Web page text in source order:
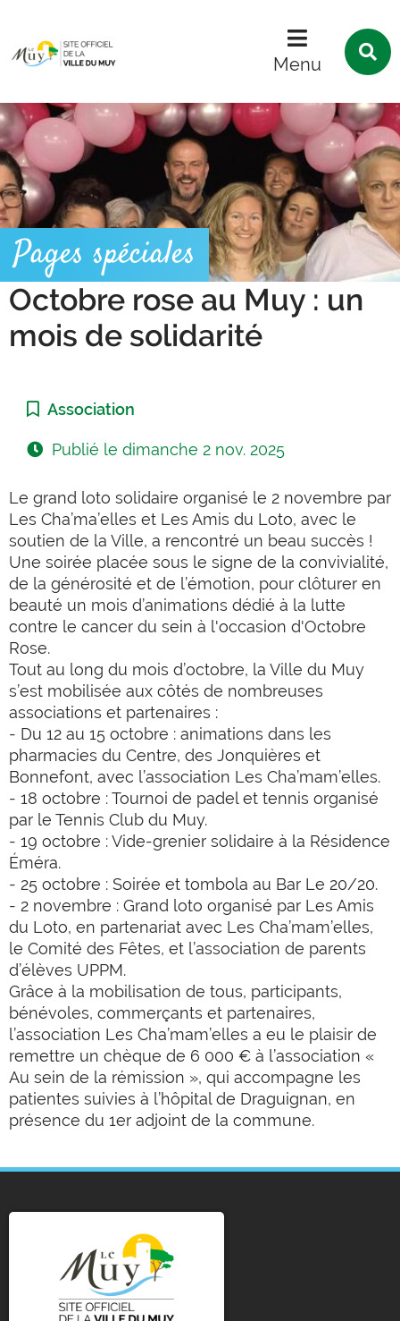
Menu
Pages spéciales
Octobre rose au Muy : un
mois de solidarité
Catégorie :
Association
Publié le dimanche 2 nov. 2025
Le grand loto solidaire organisé le 2 novembre par
Les Cha’ma’elles et Les Amis du Loto, avec le
soutien de la Ville, a rencontré un beau succès !
Une soirée placée sous le signe de la convivialité,
de la générosité et de l’émotion, pour clôturer en
beauté un mois d’animations dédié à la lutte
contre le cancer du sein à l'occasion d'Octobre
Rose.
Tout au long du mois d’octobre, la Ville du Muy
s’est mobilisée aux côtés de nombreuses
associations et partenaires :
- Du 12 au 15 octobre : animations dans les
pharmacies du Centre, des Jonquières et
Bonnefont, avec l’association Les Cha’mam’elles.
- 18 octobre : Tournoi de padel et tennis organisé
par le Tennis Club du Muy.
- 19 octobre : Vide-grenier solidaire à la Résidence
Éméra.
- 25 octobre : Soirée et tombola au Bar Le 20/20.
- 2 novembre : Grand loto organisé par Les Amis
du Loto, en partenariat avec Les Cha’mam’elles,
le Comité des Fêtes, et l’association de parents
d’élèves UPPM.
Grâce à la mobilisation de tous, participants,
bénévoles, commerçants et partenaires,
l’association Les Cha’mam’elles a eu le plaisir de
remettre un chèque de 6 000 € à l’association «
Au sein de la rémission », qui accompagne les
patientes suivies à l’hôpital de Draguignan, en
présence du 1er adjoint de la commune.